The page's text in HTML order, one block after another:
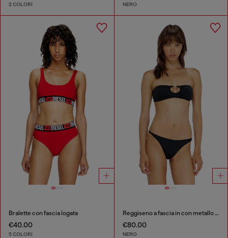
2 COLORI NERO
Bralette con fascia logata
€40.00
5 COLORI
Reggiseno a fascia in con metallo Oval D
€80.00
NERO